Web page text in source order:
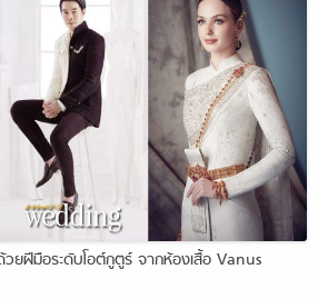
วยฝีมือระดับโอต์กูตูร์ จากห้องเสื้อ Vanus